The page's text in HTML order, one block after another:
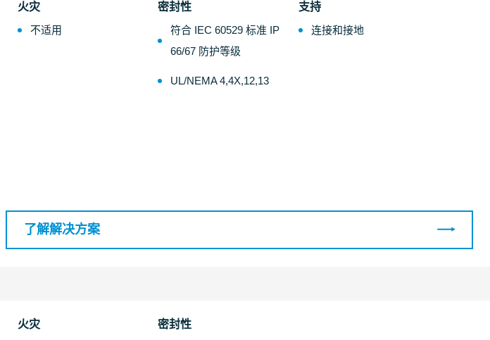
火灾
不适用
密封性
符合 IEC 60529 标准 IP
66/67 防护等级
UL/NEMA 4,4X,12,13
支持
连接和接地
了解解决方案
火灾
密封性